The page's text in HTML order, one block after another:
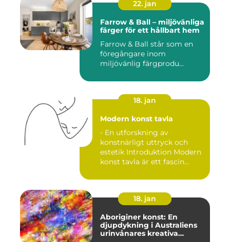
22. jan
Farrow & Ball – miljövänliga
färger för ett hållbart hem
Farrow & Ball står som en
föregångare inom
miljövänlig färgprodu...
18. jan
Modern konst tavla
- En utforskning av
konstnärligt uttryck och
estetik Introduktion Modern
konst tavla är ett fascin...
18. jan
Aboriginer konst: En
djupdykning i Australiens
urinvånares kreativa